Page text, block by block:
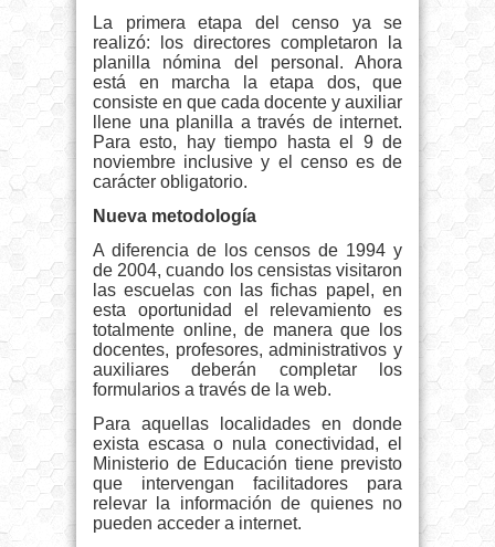
La primera etapa del censo ya se
realizó: los directores completaron la
planilla nómina del personal. Ahora
está en marcha la etapa dos, que
consiste en que cada docente y auxiliar
llene una planilla a través de internet.
Para esto, hay tiempo hasta el 9 de
noviembre inclusive y el censo es de
carácter obligatorio.
Nueva metodología
A diferencia de los censos de 1994 y
de 2004, cuando los censistas visitaron
las escuelas con las fichas papel, en
esta oportunidad el relevamiento es
totalmente online, de manera que los
docentes, profesores, administrativos y
auxiliares deberán completar los
formularios a través de la web.
Para aquellas localidades en donde
exista escasa o nula conectividad, el
Ministerio de Educación tiene previsto
que intervengan facilitadores para
relevar la información de quienes no
pueden acceder a internet.